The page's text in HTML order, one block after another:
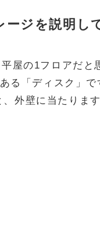
ジを説明し
屋の1フロアだと
る「ディスク」で
外壁に当たります